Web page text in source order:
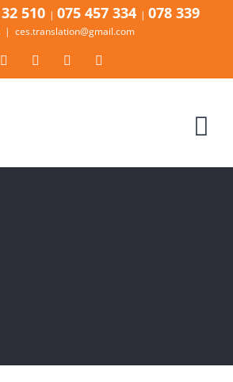
510 | 075 457 334 | 078 339
| ces.translation@gmail.com
FacebookInstagramTiktok